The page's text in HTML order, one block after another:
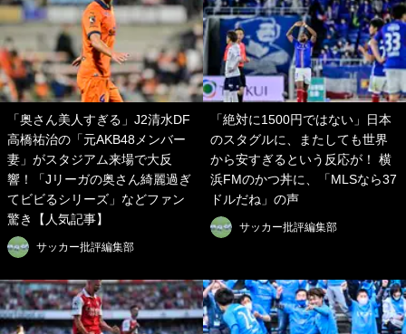
「奥さん美人すぎる」J2清水DF
高橋祐治の「元AKB48メンバー
妻」がスタジアム来場で大反
響！「Jリーガの奥さん綺麗過ぎ
てビビるシリーズ」などファン
驚き【人気記事】
サッカー批評編集部
「絶対に1500円ではない」日本
のスタグルに、またしても世界
から安すぎるという反応が！ 横
浜FMのかつ丼に、「MLSなら37
ドルだね」の声
サッカー批評編集部